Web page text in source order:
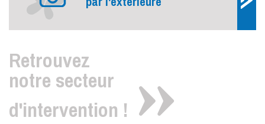
Retrouvez
notre secteur
d'intervention !